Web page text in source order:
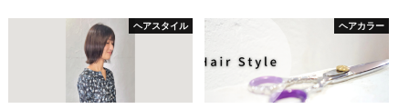
ヘアスタイル ヘアカラー